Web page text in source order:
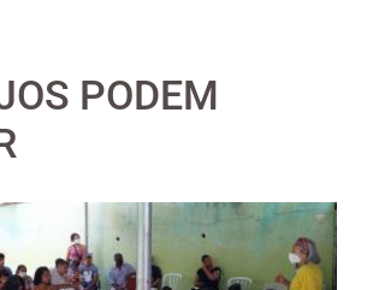
PODEM